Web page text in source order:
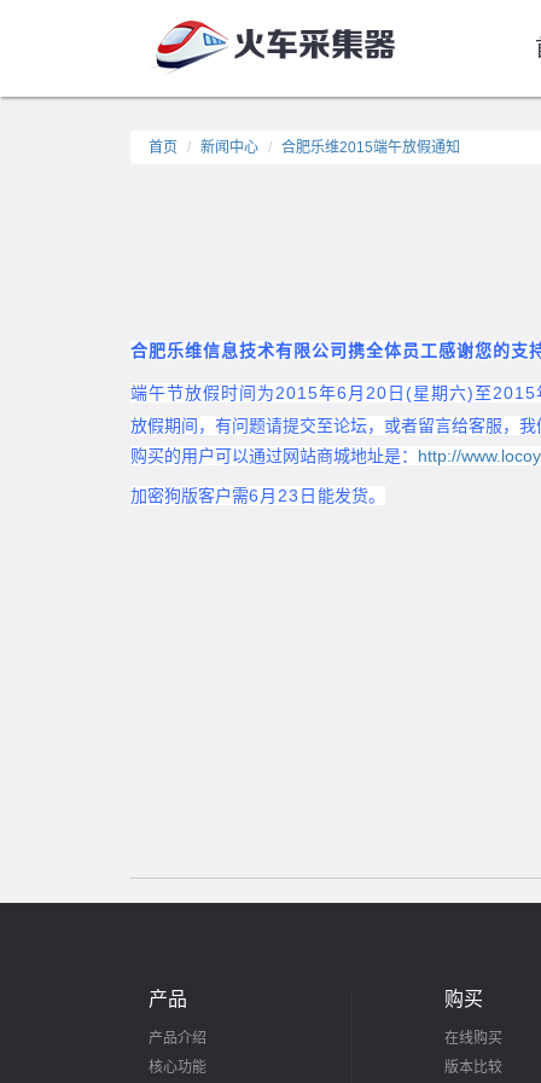
首页 新闻中心 合肥乐维2015端午放假通知
合肥乐维信息技术有限公司携全体员工感谢您的支
端午节放假时间为2015年6月20日(星期六)至
放假期间，有问题请提交至论坛，或者留言给客服，
购买的用户可以通过网站商城地址是： http://
加密狗版客户需6月23日 能发货。
产品
产品介绍
核心功能
购买
在线购买
版本比较